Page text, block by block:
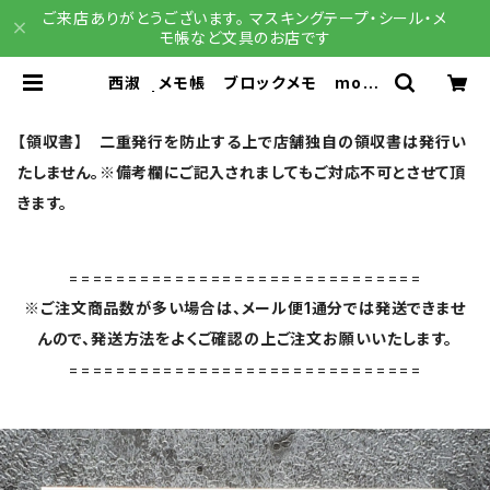
ご来店ありがとうございます。 マスキングテープ・シール・メ
モ帳など文具のお店です
西淑 メモ帳 ブロックメモ morn
【領収書】 二重発行を防止する上で店舗独自の領収書は発行い
たしません。※備考欄にご記入されましてもご対応不可とさせて頂
きます。
==============================
※ご注文商品数が多い場合は、メール便1通分では発送できませ
んので、発送方法をよくご確認の上ご注文お願いいたします。
==============================